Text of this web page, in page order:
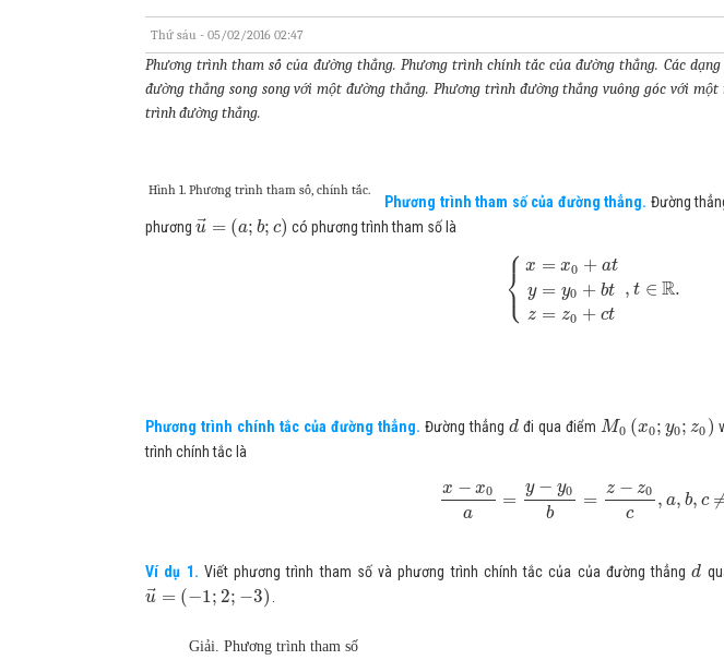
Thứ sáu - 05/02/2016 02:47
Phương trình tham số của đường thẳng. Phương trình chính tắc của đường thẳng. Các
đường thẳng song song với một đường thẳng. Phương trình đường thẳng vuông góc với
trình đường thẳng.
Hình 1. Phương trình tham số, chính tắc.
Phương trình tham số của đường thẳng. Đường
phương u⃗ = (a; b; c) có phương trình tham số là
⎧
⎩
⎨ x = x0 + at
y = y0 + bt
z = z0 + ct
, t ∈ R.
Phương trình chính tắc của đường thẳng.Đường thẳngd đi qua điểmM0 (x0; y0; z0 )
trình chính tắc là
x − x0
a
=
y − y0
b
=
z − z0
c
, a, b, c
Ví dụ 1. Viết phương trình tham số và phương trình chính tắc của của đường thẳngd
u⃗ = (−1; 2; −3)
Giải. Phương trình tham số